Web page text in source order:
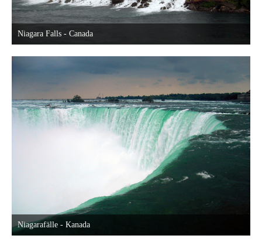
Niagara Falls - Canada
30. Mai 2015 um 22:58
Niagarafälle - Kanada
30. Mai 2015 um 22:58